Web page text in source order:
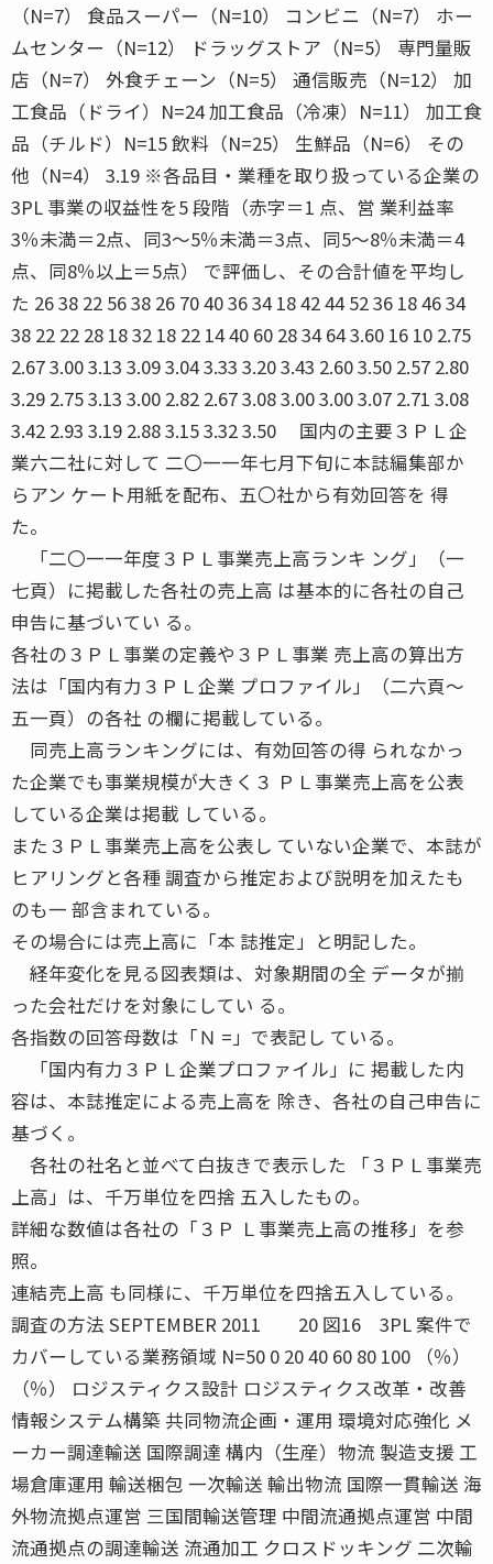
（N=7） 食品スーパー（N=10） コンビニ（N=7） ホー
ムセンター（N=12） ドラッグストア（N=5） 専門量販
店（N=7） 外食チェーン（N=5） 通信販売（N=12） 加
工食品（ドライ）N=24 加工食品（冷凍）N=11） 加工食
品（チルド）N=15 飲料（N=25） 生鮮品（N=6） その
他（N=4） 3.19 ※各品目・業種を取り扱っている企業の
3PL 事業の収益性を5 段階（赤字＝1 点、営 業利益率
3％未満＝2点、同3〜5％未満＝3点、同5〜8％未満＝4
点、同8％以上＝5点） で評価し、その合計値を平均し
た 26 38 22 56 38 26 70 40 36 34 18 42 44 52 36 18 46 34
38 22 22 28 18 32 18 22 14 40 60 28 34 64 3.60 16 10 2.75
2.67 3.00 3.13 3.09 3.04 3.33 3.20 3.43 2.60 3.50 2.57 2.80
3.29 2.75 3.13 3.00 2.82 2.67 3.08 3.00 3.00 3.07 2.71 3.08
3.42 2.93 3.19 2.88 3.15 3.32 3.50 国内の主要３ＰＬ企
業六二社に対して 二〇一一年七月下旬に本誌編集部か
らアン ケート用紙を配布、五〇社から有効回答を 得
た。
「二〇一一年度３ＰＬ事業売上高ランキ ング」（一
七頁）に掲載した各社の売上高 は基本的に各社の自己
申告に基づいてい る。
各社の３ＰＬ事業の定義や３ＰＬ事業 売上高の算出方
法は「国内有力３ＰＬ企業 プロファイル」（二六頁〜
五一頁）の各社 の欄に掲載している。
同売上高ランキングには、有効回答の得 られなかっ
た企業でも事業規模が大きく３ ＰＬ事業売上高を公表
している企業は掲載 している。
また３ＰＬ事業売上高を公表し ていない企業で、本誌が
ヒアリングと各種 調査から推定および説明を加えたも
のも一 部含まれている。
その場合には売上高に「本 誌推定」と明記した。
経年変化を見る図表類は、対象期間の全 データが揃
った会社だけを対象にしてい る。
各指数の回答母数は「Ｎ =」で表記し ている。
「国内有力３ＰＬ企業プロファイル」に 掲載した内
容は、本誌推定による売上高を 除き、各社の自己申告に
基づく。
各社の社名と並べて白抜きで表示した 「３ＰＬ事業売
上高」は、千万単位を四捨 五入したもの。
詳細な数値は各社の「３Ｐ Ｌ事業売上高の推移」を参
照。
連結売上高 も同様に、千万単位を四捨五入している。
調査の方法 SEPTEMBER 2011 20 図16 3PL 案件で
カバーしている業務領域 N=50 0 20 40 60 80 100 （％）
（％） ロジスティクス設計 ロジスティクス改革・改善
情報システム構築 共同物流企画・運用 環境対応強化 メ
ーカー調達輸送 国際調達 構内（生産）物流 製造支援 工
場倉庫運用 輸送梱包 一次輸送 輸出物流 国際一貫輸送 海
外物流拠点運営 三国間輸送管理 中間流通拠点運営 中間
流通拠点の調達輸送 流通加工 クロスドッキング 二次輸